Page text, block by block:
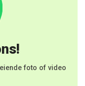
foto of video